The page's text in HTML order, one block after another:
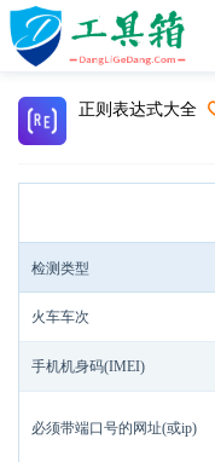
正则表达式大全
检测类型
火车车次
手机机身码(IMEI)
必须带端口号的网址(或ip)